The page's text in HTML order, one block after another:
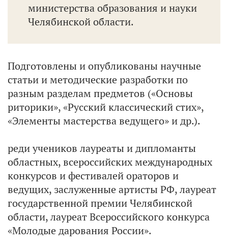
министерства образования и науки
Челябинской области.
Подготовлены и опубликованы научные
статьи и методические разработки по
разным разделам предметов («Основы
риторики», «Русский классический стих»,
«Элементы мастерства ведущего» и др.).
реди учеников лауреаты и дипломанты
областных, всероссийских международных
конкурсов и фестивалей ораторов и
ведущих, заслуженные артисты РФ, лауреат
государственной премии Челябинской
области, лауреат Всероссийского конкурса
«Молодые дарования России».